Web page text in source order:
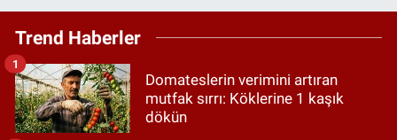
Trend Haberler
Domateslerin verimini artıran
mutfak sırrı: Köklerine 1 kaşık
dökün
1